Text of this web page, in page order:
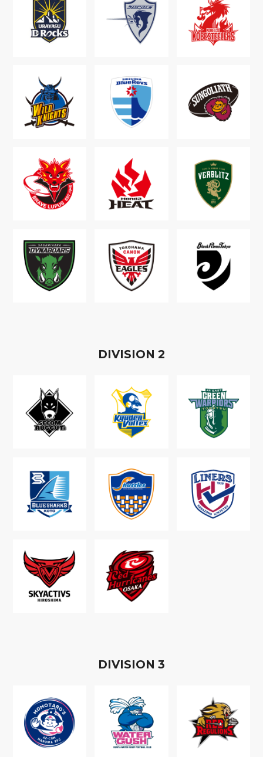
DIVISION 2
DIVISION 3